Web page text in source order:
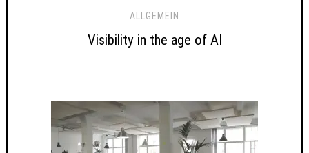
ALLGEMEIN
Visibility in the age of AI